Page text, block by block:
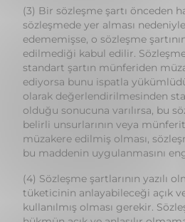
standart şartın münferiden
ediyorsa bunu ispatla
olarak değerlendirilmesinden
olduğu sonucuna varılırsa, bu
belirli unsurlarının veya
müzakere edilmiş olması,
bu maddenin uygulanmasını
(4) Sözleşme şartlarının yazılı
tüketicinin anlayabileceği açık ve
kullanılmış olması gerekir.
hükmün açık ve anlaşılır
anlama gelmesi halinde; bu
yorumlanır.
(5) Faaliyetlerini, kanun veya